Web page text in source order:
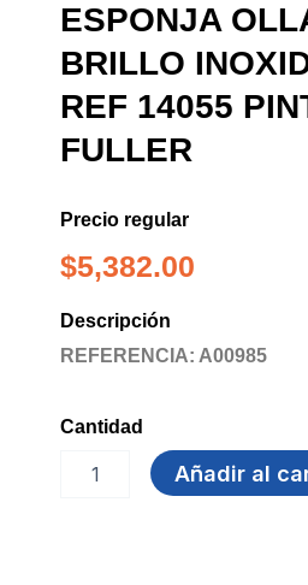
ESPONJA
BRILLO
REF 14055
FULLER
Precio regular
$5,382.00
Descripción
REFERENCIA: A00985
Cantidad
OLLAS
Añadir al